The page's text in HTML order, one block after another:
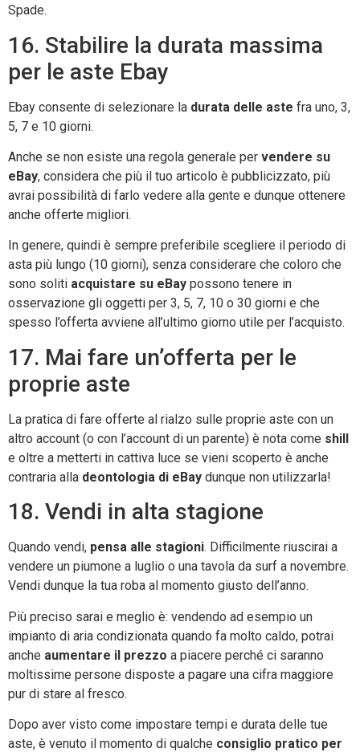
Spade.
16. Stabilire la durata massima
per le aste Ebay
Ebay consente di selezionare la durata delle aste fra uno, 3,
5, 7 e 10 giorni.
Anche se non esiste una regola generale per vendere su
eBay, considera che più il tuo articolo è pubblicizzato, più
avrai possibilità di farlo vedere alla gente e dunque ottenere
anche offerte migliori.
In genere, quindi è sempre preferibile scegliere il periodo di
asta più lungo (10 giorni), senza considerare che coloro che
sono soliti acquistare su eBay possono tenere in
osservazione gli oggetti per 3, 5, 7, 10 o 30 giorni e che
spesso l’offerta avviene all’ultimo giorno utile per l’acquisto.
17. Mai fare un’offerta per le
proprie aste
La pratica di fare offerte al rialzo sulle proprie aste con un
altro account (o con l’account di un parente) è nota come shill
e oltre a metterti in cattiva luce se vieni scoperto è anche
contraria alla deontologia di eBay dunque non utilizzarla!
18. Vendi in alta stagione
Quando vendi, pensa alle stagioni. Difficilmente riuscirai a
vendere un piumone a luglio o una tavola da surf a novembre.
Vendi dunque la tua roba al momento giusto dell’anno.
Più preciso sarai e meglio è: vendendo ad esempio un
impianto di aria condizionata quando fa molto caldo, potrai
anche aumentare il prezzo a piacere perché ci saranno
moltissime persone disposte a pagare una cifra maggiore
pur di stare al fresco.
Dopo aver visto come impostare tempi e durata delle tue
aste, è venuto il momento di qualche consiglio pratico per